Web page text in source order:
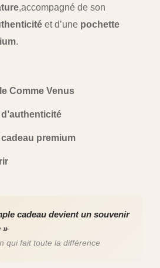
,accompagné de son
et d’une pochette
.
Comme Venus
premium
cadeau devient un souvenir
»
qui fait toute la différence